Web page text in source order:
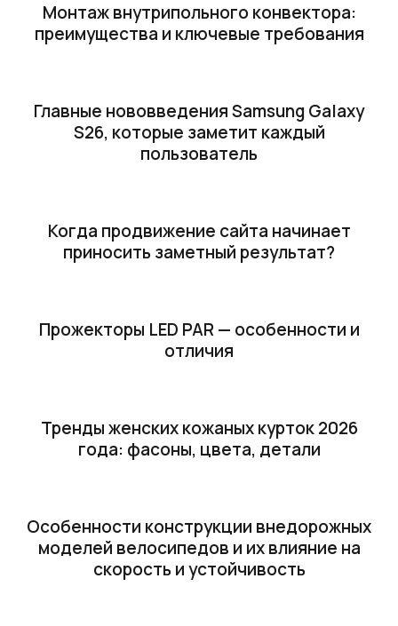
Монтаж внутрипольного конвектора:
преимущества и ключевые требования
Главные нововведения Samsung Galaxy
S26, которые заметит каждый
пользователь
Когда продвижение сайта начинает
приносить заметный результат?
Прожекторы LED PAR — особенности и
отличия
Тренды женских кожаных курток 2026
года: фасоны, цвета, детали
Особенности конструкции внедорожных
моделей велосипедов и их влияние на
скорость и устойчивость